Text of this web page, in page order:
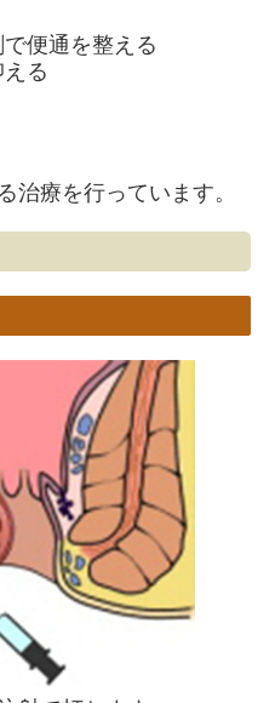
便通を整える
る
治療を行っています。